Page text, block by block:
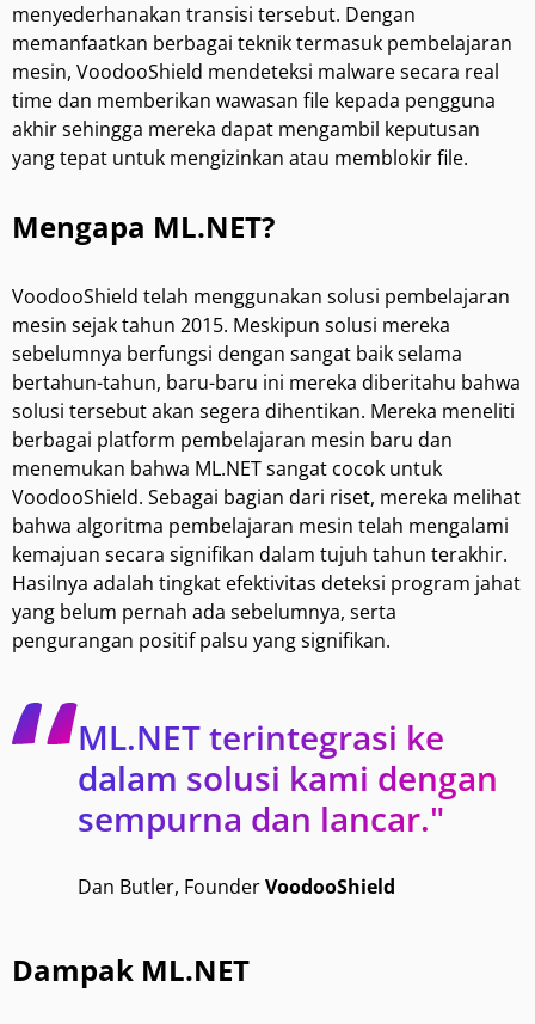
menyederhanakan transisi tersebut. Dengan
memanfaatkan berbagai teknik termasuk pembelajaran
mesin, VoodooShield mendeteksi malware secara real
time dan memberikan wawasan file kepada pengguna
akhir sehingga mereka dapat mengambil keputusan
yang tepat untuk mengizinkan atau memblokir file.
Mengapa ML.NET?
VoodooShield telah menggunakan solusi pembelajaran
mesin sejak tahun 2015. Meskipun solusi mereka
sebelumnya berfungsi dengan sangat baik selama
bertahun-tahun, baru-baru ini mereka diberitahu bahwa
solusi tersebut akan segera dihentikan. Mereka meneliti
berbagai platform pembelajaran mesin baru dan
menemukan bahwa ML.NETsangat cocok untuk
VoodooShield. Sebagai bagian dari riset, mereka melihat
bahwa algoritma pembelajaran mesin telah mengalami
kemajuan secara signifikan dalam tujuh tahun terakhir.
Hasilnya adalah tingkat efektivitas deteksi program jahat
yang belum pernah ada sebelumnya, serta
pengurangan positif palsu yang signifikan.
ML.NET terintegrasi ke
dalam solusi kami dengan
sempurna dan lancar."
Dan Butler, FounderVoodooShield
Dampak ML.NET